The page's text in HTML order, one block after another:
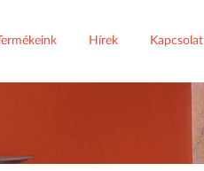
Termékeink Hírek Kapcsolat